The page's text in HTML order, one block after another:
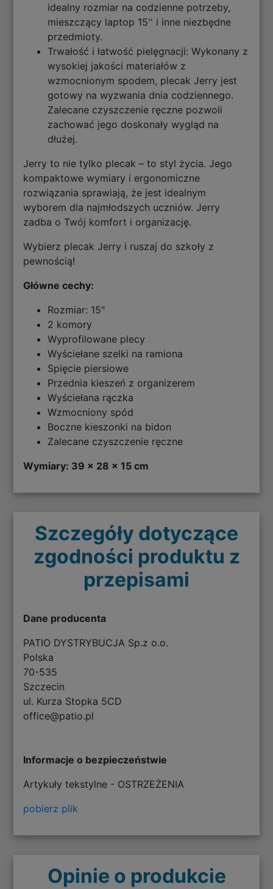
idealny rozmiar na codzienne potrzeby,
mieszczący laptop 15'' i inne niezbędne
przedmioty.
Trwałość i łatwość pielęgnacji: Wykonany z
wysokiej jakości materiałów z
wzmocnionym spodem, plecak Jerry jest
gotowy na wyzwania dnia codziennego.
Zalecane czyszczenie ręczne pozwoli
zachować jego doskonały wygląd na
dłużej.
Jerry to nie tylko plecak – to styl życia. Jego
kompaktowe wymiary i ergonomiczne
rozwiązania sprawiają, że jest idealnym
wyborem dla najmłodszych uczniów. Jerry
zadba o Twój komfort i organizację.
Wybierz plecak Jerry i ruszaj do szkoły z
pewnością!
Główne cechy:
Rozmiar: 15"
2 komory
Wyprofilowane plecy
Wyściełane szelki na ramiona
Spięcie piersiowe
Przednia kieszeń z organizerem
Wyściełana rączka
Wzmocniony spód
Boczne kieszonki na bidon
Zalecane czyszczenie ręczne
Wymiary: 39 x 28 x 15 cm
Szczegóły dotyczące
zgodności produktu z
przepisami
Dane producenta
PATIO DYSTRYBUCJA Sp.z o.o.
Polska
70-535
Szczecin
ul. Kurza Stopka 5CD
office@patio.pl
Informacje o bezpieczeństwie
Artykuły tekstylne - OSTRZEŻENIA
pobierz plik
Opinie o produkcie